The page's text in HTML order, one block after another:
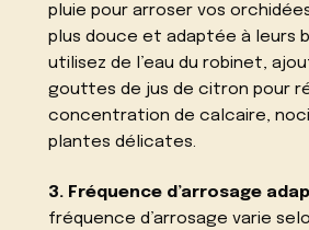
pluie pour arroser vos
plus douce et adaptée à leurs
utilisez de l’eau du robinet,
gouttes de jus de citron pour
concentration de calcaire,
plantes délicates.
3. Fréquence d’arrosage
fréquence d’arrosage varie